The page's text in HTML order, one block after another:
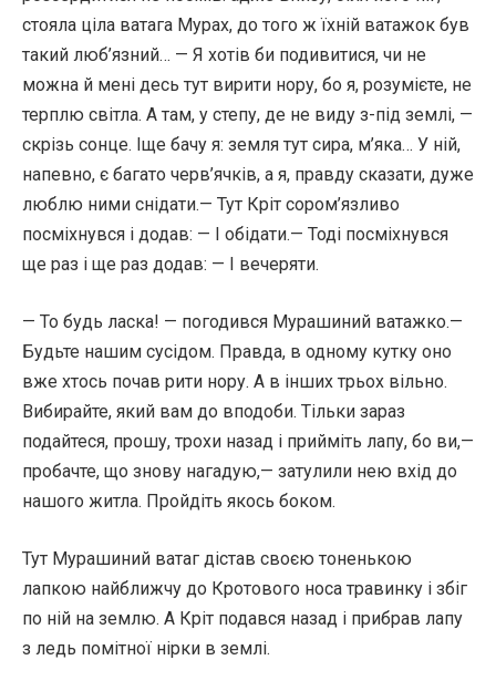
стояла ціла ватага Мурах, до того ж їхній ватажок був
такий люб’язний… — Я хотів би подивитися, чи не
можна й мені десь тут вирити нору, бо я, розумієте, не
терплю світла. А там, у степу, де не виду з-під землі, —
скрізь сонце. Іще бачу я: земля тут сира, м’яка… У ній,
напевно, є багато черв’ячків, а я, правду сказати, дуже
люблю ними снідати.— Тут Кріт сором’язливо
посміхнувся і додав: — І обідати.— Тоді посміхнувся
ще раз і ще раз додав: — І вечеряти.
— То будь ласка! — погодився Мурашиний ватажко.—
Будьте нашим сусідом. Правда, в одному кутку оно
вже хтось почав рити нору. А в інших трьох вільно.
Вибирайте, який вам до вподоби. Тільки зараз
подайтеся, прошу, трохи назад і прийміть лапу, бо ви,—
пробачте, що знову нагадую,— затулили нею вхід до
нашого житла. Пройдіть якось боком.
Тут Мурашиний ватаг дістав своєю тоненькою
лапкою найближчу до Кротового носа травинку і збіг
по ній на землю. А Кріт подався назад і прибрав лапу
з ледь помітної нірки в землі.